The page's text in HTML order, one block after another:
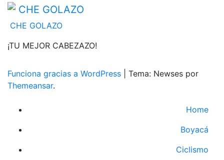
CHE GOLAZO
¡TU MEJOR CABEZAZO!
Funciona gracias a WordPress
Tema: Newses por
Themeansar.
Home
Boyacá
Ciclismo